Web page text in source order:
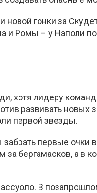
гонки за
и Ромы – у Наполи
хотя лидеру
развивать новых
первой звезды.
первые очки
бергамасков, а в
В